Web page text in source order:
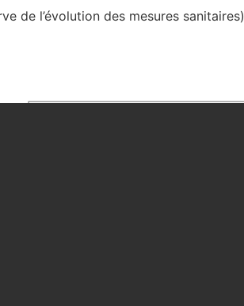
de l’évolution des mesures sanitaires)